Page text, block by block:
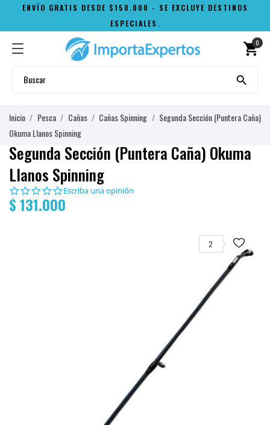
ENVÍO GRATIS DESDE $150.000 - SE EXCLUYE DESTINOS
ESPECIALES.
shopping_cart
0

Inicio Pesca Cañas Cañas Spinning
Segunda Sección (Puntera Caña)
Okuma Llanos Spinning
Segunda Sección (Puntera Caña) Okuma
Llanos Spinning
0.0
star
rating
Escriba una opinión
$ 131.000
2